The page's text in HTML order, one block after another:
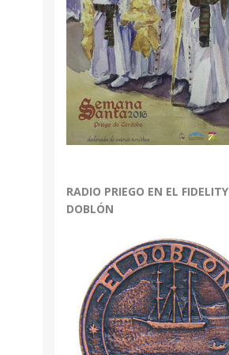
RADIO PRIEGO EN EL FIDELITY
DOBLÓN